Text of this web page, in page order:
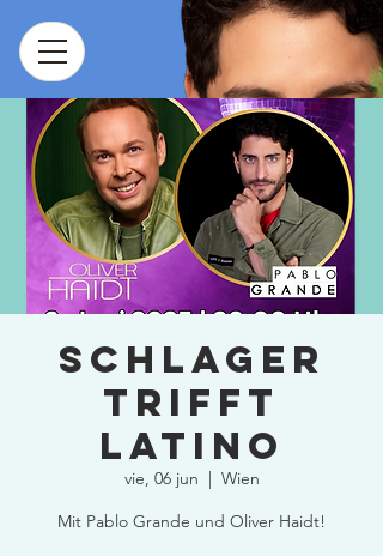
Schlager
trifft
Latino
vie, 06 jun
  |
Wien
Mit Pablo Grande und Oliver Haidt!